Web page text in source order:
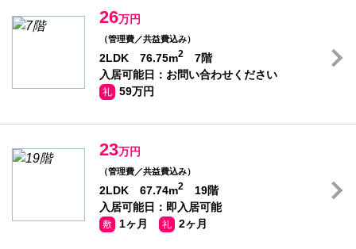
26万円
（管理費／共益費込み）
2LDK 76.75m2
7階
入居可能日：お問い合わせください
礼 59万円
23万円
（管理費／共益費込み）
2LDK 67.74m2
19階
入居可能日：即入居可能
敷 1ヶ月 礼 2ヶ月